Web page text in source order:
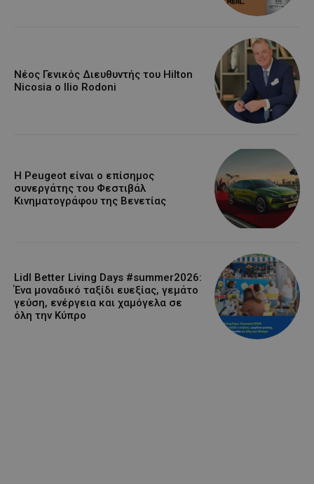
Νέος Γενικός Διευθυντής του Hilton
Nicosia ο Ilio Rodoni
Η Peugeot είναι ο επίσημος
συνεργάτης του Φεστιβάλ
Κινηματογράφου της Βενετίας
Lidl Better Living Days #summer2026:
Ένα μοναδικό ταξίδι ευεξίας, γεμάτο
γεύση, ενέργεια και χαμόγελα σε
όλη την Κύπρο